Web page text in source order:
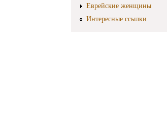
Еврейские женщины
Интересные ссылки